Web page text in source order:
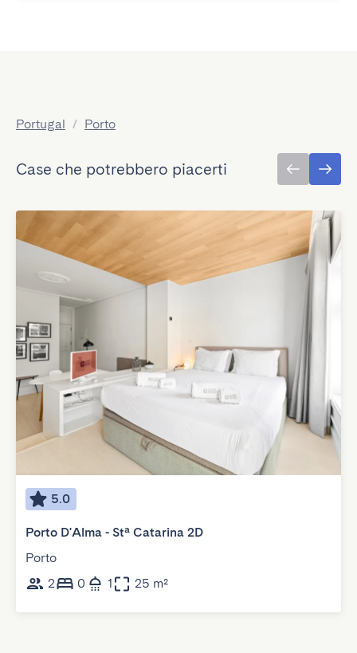
Portugal / Porto
Case che potrebbero piacerti
5.0
Porto D'Alma - Stª Catarina 2D
Porto
2
0 1 25 m²